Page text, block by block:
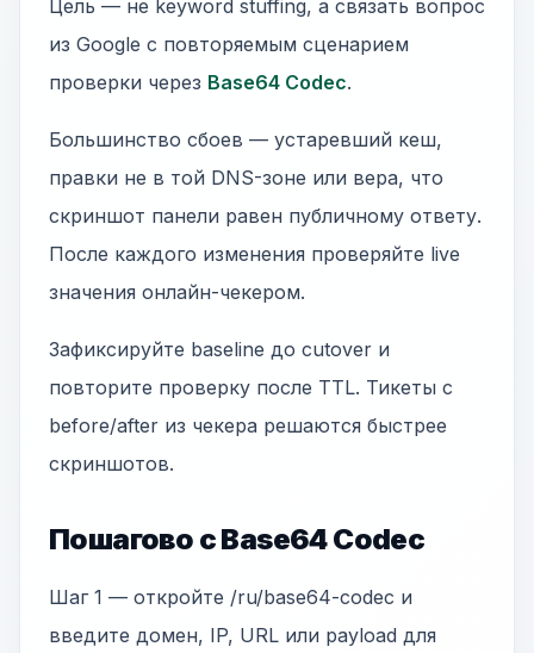
Цель — не keyword stuffing, а связать вопрос
из Google с повторяемым сценарием
проверки через Base64 Codec.
Большинство сбоев — устаревший кеш,
правки не в той DNS-зоне или вера, что
скриншот панели равен публичному ответу.
После каждого изменения проверяйте live
значения онлайн-чекером.
Зафиксируйте baseline до cutover и
повторите проверку после TTL. Тикеты с
before/after из чекера решаются быстрее
скриншотов.
Пошагово с Base64 Codec
Шаг 1 — откройте /ru/base64-codec и
введите домен, IP, URL или payload для